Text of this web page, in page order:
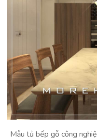
Mẫu tủ bếp gỗ công